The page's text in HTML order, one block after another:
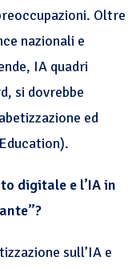
Oltre
nazionali e
IA quadri
si dovrebbe
ed
digitale e l’IA in
sull’IA e